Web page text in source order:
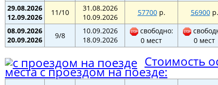
29.08.2026
12.09.2026
11/10
31.08.2026
10.09.2026
57700р. 56900р.
08.09.2026
20.09.2026
9/8
10.09.2026
18.09.2026
свободно:
0 мест
0 мест
Стоимость
места с проездом на поезде: